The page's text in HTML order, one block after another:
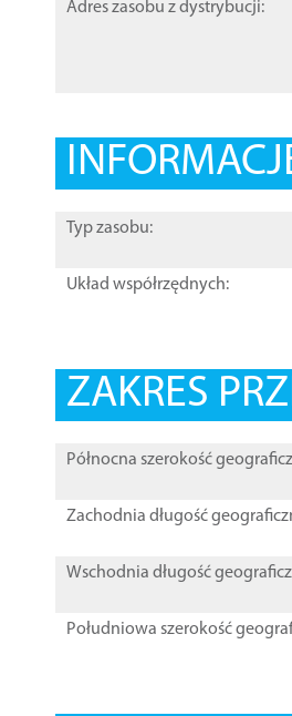
Adres zasobu z dystrybucji:
Typ zasobu:
Układ współrzędnych:
ZAKRES
Północna szerokość
Zachodnia długość
Wschodnia długość
Południowa szerokość